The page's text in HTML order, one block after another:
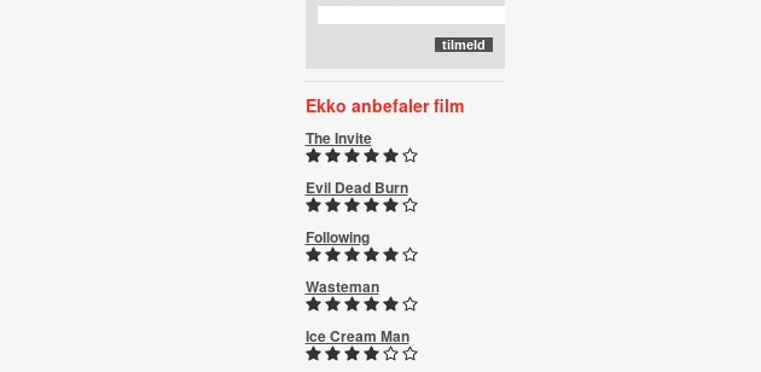
Ekko anbefaler film
The Invite
Evil Dead Burn
Following
Wasteman
Ice Cream Man